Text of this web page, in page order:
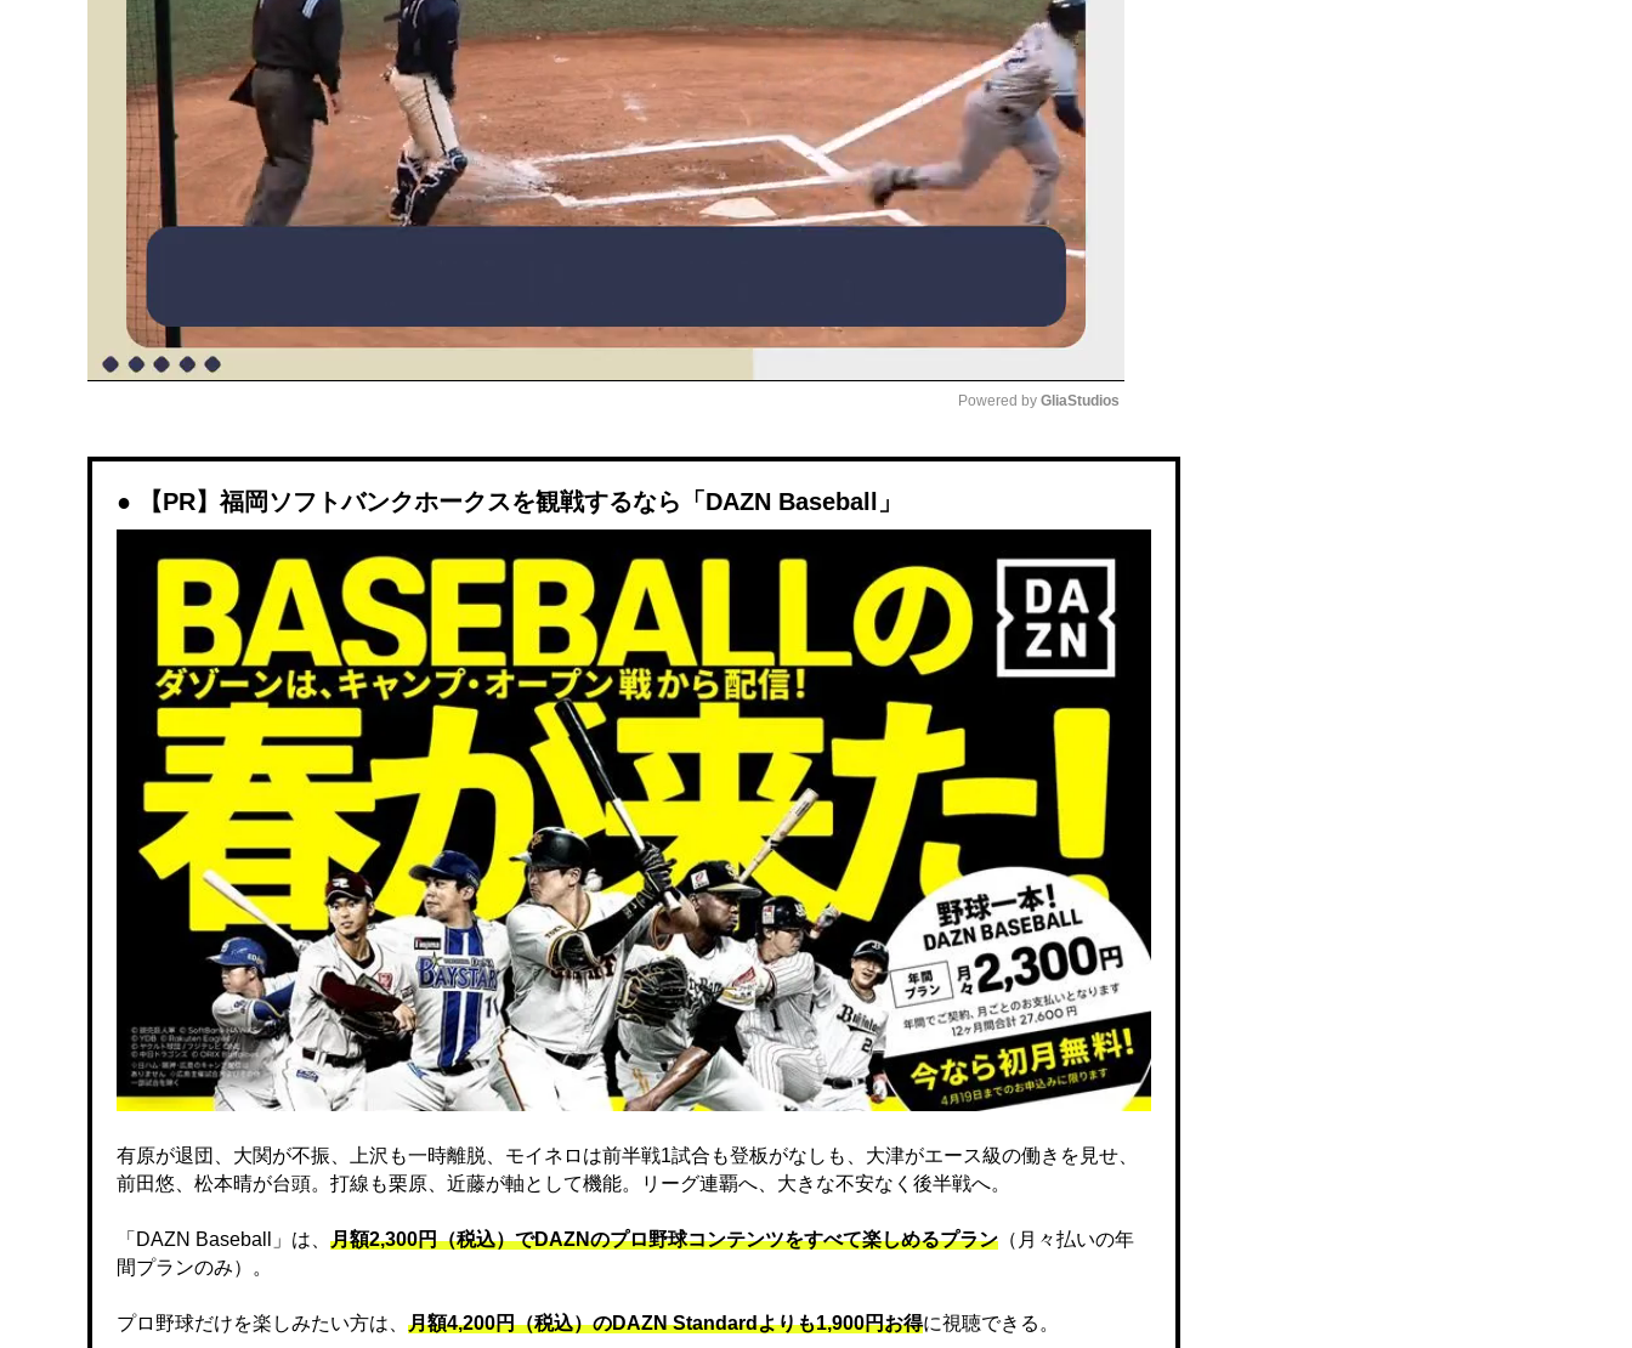
Powered by GliaStudios
【PR】福岡ソフトバンクホークスを観戦するなら「DAZN Baseball」
有原が退団、大関が不振、上沢も一時離脱、モイネロは前半戦1試合も登板がなしも、大津がエース級の働きを見せ、
前田悠、松本晴が台頭。打線も栗原、近藤が軸として機能。リーグ連覇へ、大きな不安なく後半戦へ。
「DAZN Baseball」は、 月額2,300円（税込）でDAZNのプロ野球コンテンツをすべて楽しめるプラン （月々払いの年
間プランのみ）。
プロ野球だけを楽しみたい方は、 月額4,200円（税込）のDAZN Standard​よりも1,900円お得に視聴できる。